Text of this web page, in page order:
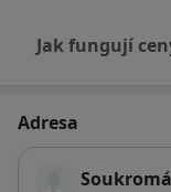
Jak fungují
Adresa